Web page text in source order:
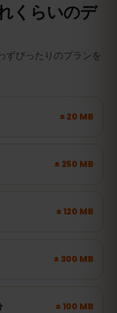
くらいのデ
ずぴったりのプランを
± 20 MB
± 250 MB
± 120 MB
± 300 MB
± 100 MB